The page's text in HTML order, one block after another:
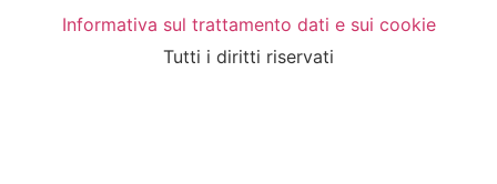
Informativa sul trattamento dati e sui cookie
Tutti i diritti riservati